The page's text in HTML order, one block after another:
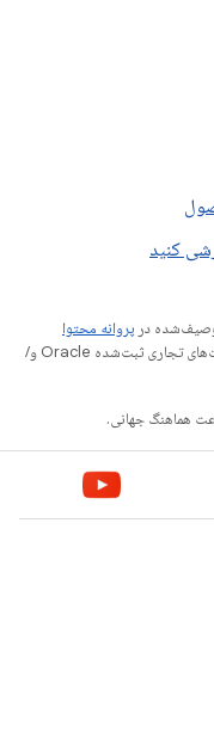
در پروانه محتوا
هستند. جاوا و OpenJDK علامت‌های تجاری یا علامت‌های تجاری ثبت‌شده Oracle و/